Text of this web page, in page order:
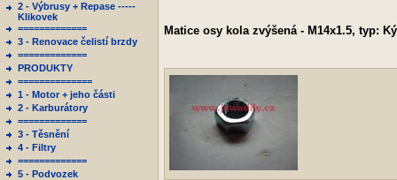
2 - Výbrusy + Repase -----
Klikovek
=============
3 - Renovace čelistí brzdy
=============
PRODUKTY
==============
1 - Motor + jeho části
2 - Karburátory
=============
3 - Těsnění
4 - Filtry
=============
5 - Podvozek
Matice osy kola zvýšená - M14x1.5, typ: